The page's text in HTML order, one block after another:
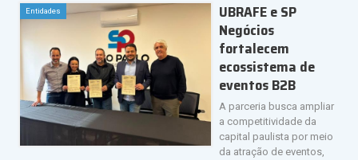
Entidades
UBRAFE e SP
Negócios
fortalecem
ecossistema de
eventos B2B
A parceria busca ampliar
a competitividade da
capital paulista por meio
da atração de eventos,